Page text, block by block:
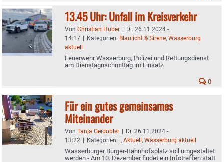
13.45 Uhr: Unfall im Kreisverkehr
Von Christian Huber | Di. 26.11.2024 -
14:17 | Kategorien: Blaulicht & Sirene, Wasserburg
aktuell
Feuerwehr Wasserburg, Polizei und Rettungsdienst
am Dienstagnachmittag im Einsatz
0
Für ein gutes gemeinsames
Miteinander
Von Tanja Geidobler | Di. 26.11.2024 -
13:22 | Kategorien: ., Aktuell, Wasserburg aktuell
Wasserburger Bürger-Bahnhofsplatz soll umgestaltet
werden - Am 10. Dezember findet ein Infotreffen statt